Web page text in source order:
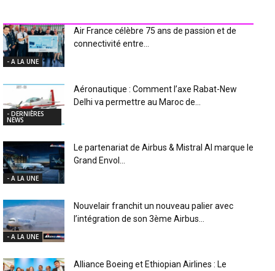
- A LA UNE
Air France célèbre 75 ans de passion et de
connectivité entre...
- DERNIÈRES
NEWS
Aéronautique : Comment l’axe Rabat-New
Delhi va permettre au Maroc de...
- A LA UNE
Le partenariat de Airbus & Mistral AI marque le
Grand Envol...
- A LA UNE
Nouvelair franchit un nouveau palier avec
l’intégration de son 3ème Airbus...
Alliance Boeing et Ethiopian Airlines : Le